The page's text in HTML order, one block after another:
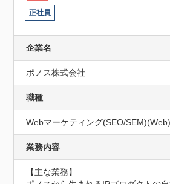
正社員
企業名
ポノス株式会社
職種
Webマーケティング(SEO/SEM)(Web)
業務内容
【主な業務】